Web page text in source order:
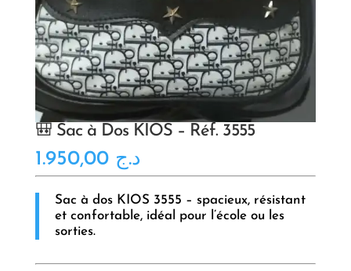
🎒 Sac à Dos KIOS – Réf. 3555
د.ج 1.950,00
Sac à dos KIOS 3555 – spacieux, résistant
et confortable, idéal pour l’école ou les
sorties.